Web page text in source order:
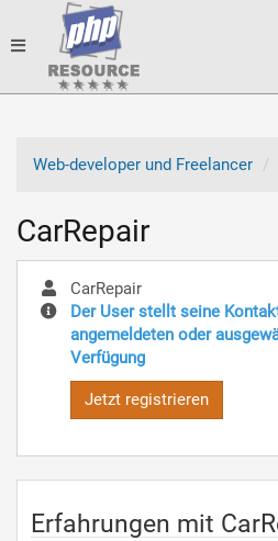
Toggle
Web-developer und Freelancer
CarRepair
CarRepair
Der User stellt seine
angemeldeten oder
Verfügung
Jetzt registrieren
Erfahrungen mit